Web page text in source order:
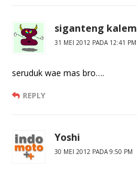
siganteng kalem
31 MEI 2012 PADA 12:41 PM
seruduk wae mas bro….
REPLY
Yoshi
30 MEI 2012 PADA 9:50 PM